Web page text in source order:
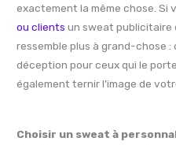
exactement la même chose. Si
ou clients un sweat publicitaire
ressemble plus à grand-chose :
déception pour ceux qui le
également ternir l’image de
Choisir un sweat à